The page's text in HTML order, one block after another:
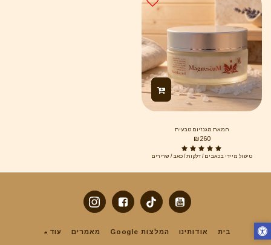
חמאת מגנזיום טבעית
₪260
טיפול מיידי בכאבים / דלקות / כאב / שרירים
בית אודותינו המלצות Google מאמרים עוד